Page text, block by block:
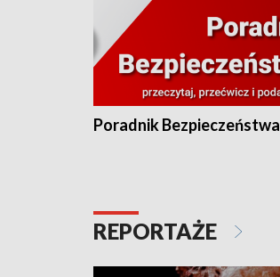
Poradnik Bezpieczeństwa
REPORTAŻE